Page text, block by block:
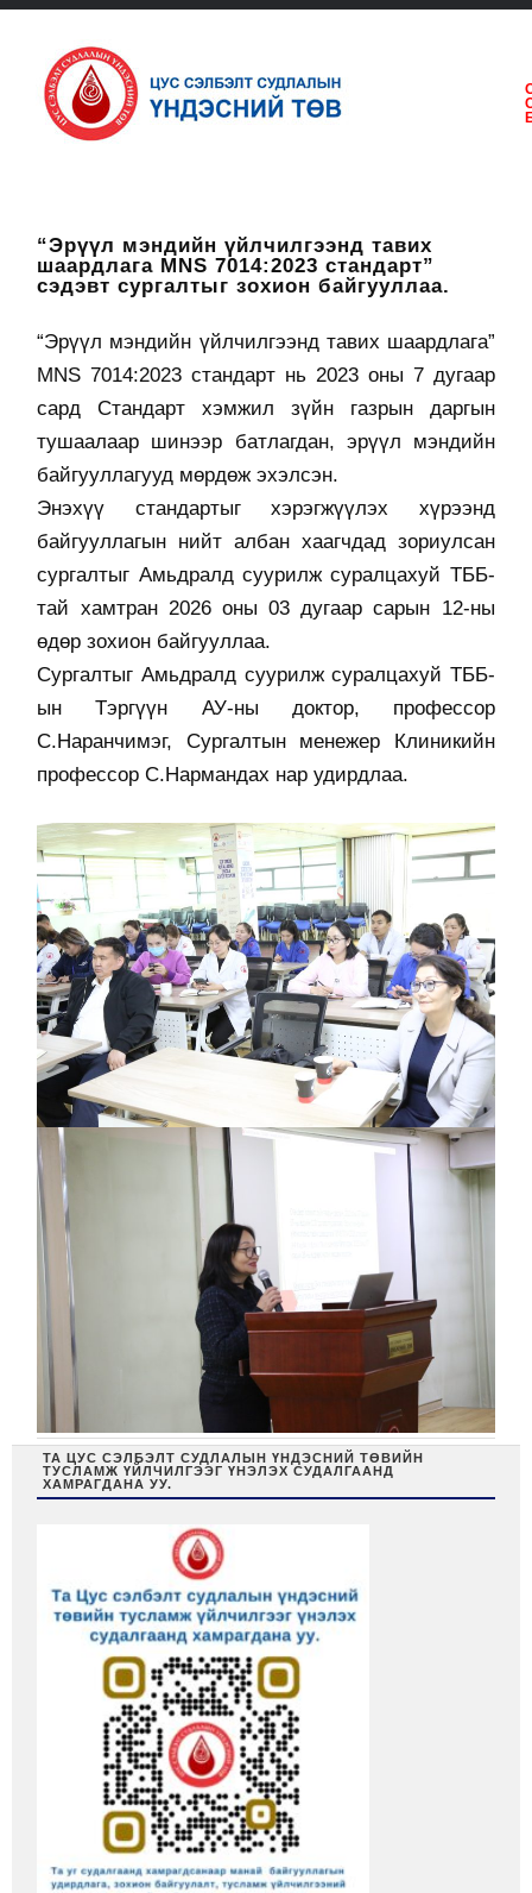
“Эрүүл мэндийн үйлчилгээнд тавих
шаардлага MNS 7014:2023 стандарт”
сэдэвт сургалтыг зохион байгууллаа.
“Эрүүл мэндийн үйлчилгээнд тавих шаардлага”
MNS 7014:2023 стандарт нь 2023 оны 7 дугаар
сард Стандарт хэмжил зүйн газрын даргын
тушаалаар шинээр батлагдан, эрүүл мэндийн
байгууллагууд мөрдөж эхэлсэн.
Энэхүү стандартыг хэрэгжүүлэх хүрээнд
байгууллагын нийт албан хаагчдад зориулсан
сургалтыг Амьдралд суурилж суралцахуй ТББ-
тай хамтран 2026 оны 03 дугаар сарын 12-ны
өдөр зохион байгууллаа.
Сургалтыг Амьдралд суурилж суралцахуй ТББ-
ын Тэргүүн АУ-ны доктор, профессор
С.Наранчимэг, Сургалтын менежер Клиникийн
профессор С.Нармандах нар удирдлаа.
ТА ЦУС СЭЛБЭЛТ СУДЛАЛЫН ҮНДЭСНИЙ ТӨВИЙН
ТУСЛАМЖ ҮЙЛЧИЛГЭЭГ ҮНЭЛЭХ СУДАЛГААНД
ХАМРАГДАНА УУ.